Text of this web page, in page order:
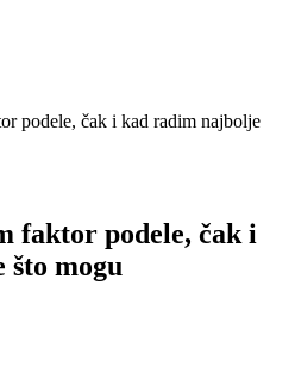
podele, čak i kad radim najbolje
faktor podele, čak i
mogu